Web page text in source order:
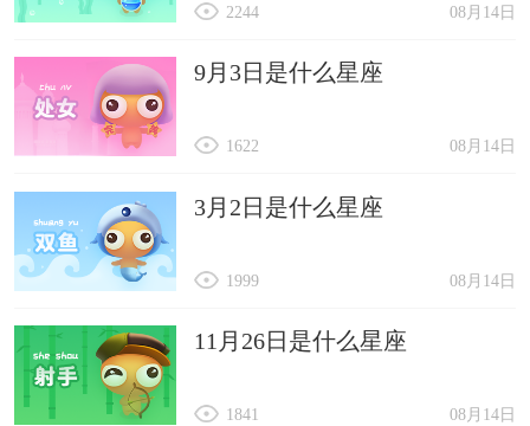
08月14日
2244
9月3日是什么星座
08月14日
1622
3月2日是什么星座
08月14日
1999
11月26日是什么星座
08月14日
1841